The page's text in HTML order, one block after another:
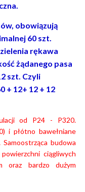
obowiązują
60 szt.
rękawa
żądanego pasa
szt. Czyli
+ 12+ 12 + 12
od P24 - P320.
i płótno bawełniane
budowa
ciągliwych
oraz bardzo dużym